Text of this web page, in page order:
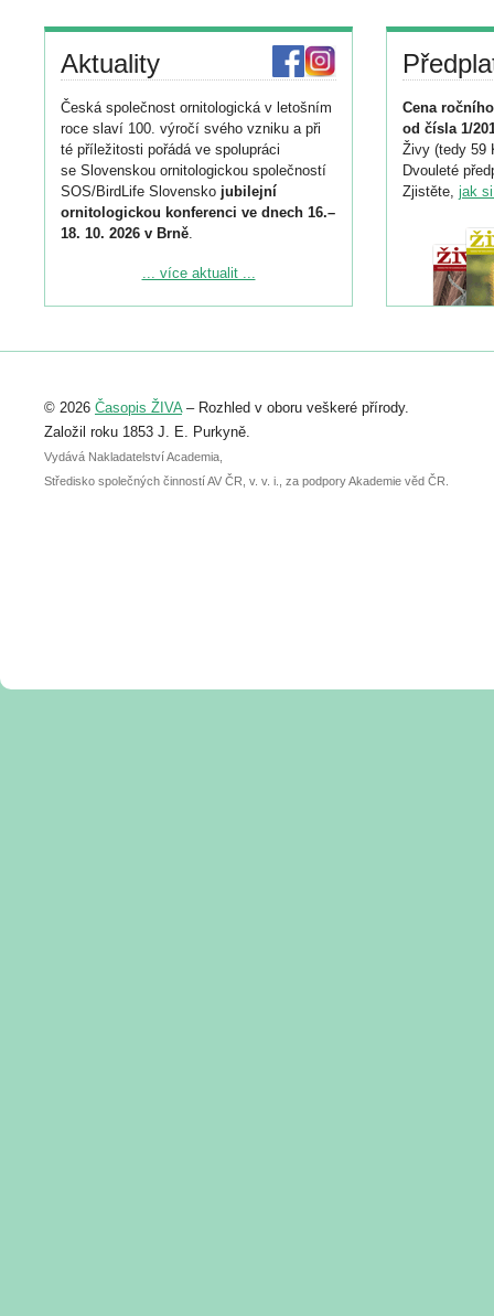
Aktuality
Česká společnost ornitologická v letošním
roce slaví 100. výročí svého vzniku a při
té příležitosti pořádá ve spolupráci
se Slovenskou ornitologickou společností
SOS/BirdLife Slovensko jubilejní
ornitologickou konferenci ve dnech 16.–
18. 10. 2026 v Brně.
Podrobnější informace ke konferenci
Registrovat se můžete do 6. září.
abstraktu přihlášené přednášky nebo
posteru je už 30. června.
... více aktualit ...
Cena
od čísla 1/
Živy (tedy 59
Dvouleté
Zjistěte, jak
© 2026 Časopis ŽIVA– Rozhled v oboru veškeré přírody.
Založil roku 1853 J. E. Purkyně.
Vydává Nakladatelství Academia,
Středisko společných činností AV ČR, v. v. i., za podpory Akademie věd ČR.